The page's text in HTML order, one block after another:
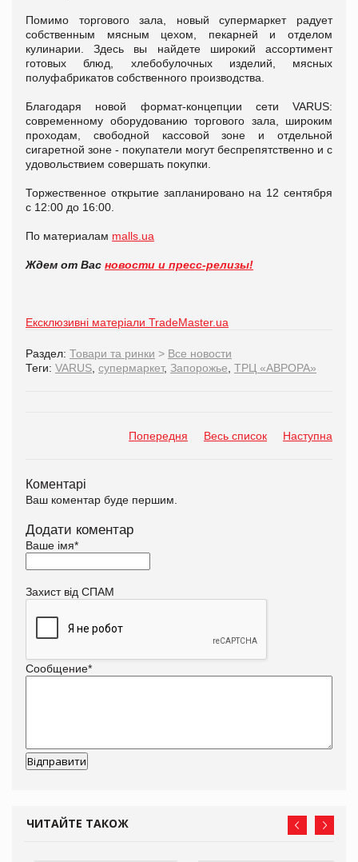
Помимо торгового зала, новый супермаркет радует
собственным мясным цехом, пекарней и отделом
кулинарии. Здесь вы найдете широкий ассортимент
готовых блюд, хлебобулочных изделий, мясных
полуфабрикатов собственного производства.
Благодаря новой формат-концепции сети VARUS:
современному оборудованию торгового зала, широким
проходам, свободной кассовой зоне и отдельной
сигаретной зоне - покупатели могут беспрепятственно и с
удовольствием совершать покупки.
Торжественное открытие запланировано на 12 сентября
с 12:00 до 16:00.
По материалам malls.ua
Ждем от Вас новости и пресс-релизы!
Ексклюзивні матеріали TradeMaster.ua
Раздел: Товари та ринки > Все новости
Теги: VARUS супермаркет, Запорожье ТРЦ «АВРОРА»
Попередня Весь список Наступна
Коментарі
Ваш коментар буде першим.
Додати коментар
Ваше імя*
Захист від СПАМ
Сообщение*
ЧИТАЙТЕ ТАКОЖ